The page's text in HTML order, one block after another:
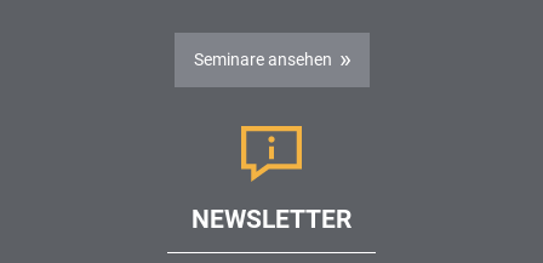
Seminare ansehen
NEWSLETTER